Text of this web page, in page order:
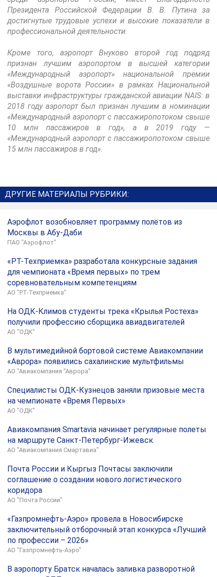
Президента Российской Федерации В. В. Путина за
достигнутые трудовые успехи и высокие показатели в
профессиональной деятельности.
Кроме того, аэропорт Внуково второй год подряд
признан лучшим аэропортом в высшей категории
«Международный аэропорт» национальной премии
«Воздушные ворота России» в рамках Национальной
выставки инфраструктуры гражданской авиации NAIS: в
2018 году аэропорт был признан лучшим в номинации
«Международный аэропорт с пассажиропотоком свыше
10 млн пассажиров в год», а в 2019 году —
«Международный аэропорт с пассажиропотоком свыше
15 млн пассажиров в год».
ДРУГИЕ МАТЕРИАЛЫ РУБРИКИ:
Аэрофлот возобновляет программу полётов из
Москвы в Абу-Даби
ПАО "Аэрофлот"
«РТ-Техприемка» разработала конкурсные задания
для чемпионата «Время первых» по трем
соревновательным компетенциям
АО "РТ-Техприемка"
На ОДК-Климов студенты трека «Крылья Ростеха»
получили профессию сборщика авиадвигателей
АО "ОДК"
В мультимедийной бортовой системе Авиакомпании
«Аврора» появились сахалинские мультфильмы
АО "Авиакомпания "Аврора"
Специалисты ОДК-Кузнецов заняли призовые места
на чемпионате «Время Первых»
АО "ОДК"
Авиакомпания Smartavia начинает регулярные полеты
на маршруте Санкт-Петербург-Ижевск
АО "Авиакомпания Смартавиа"
Почта России и Кыргыз Почтасы заключили
соглашение о создании нового логистического
коридора
АО "Почта России"
«Газпромнефть-Аэро» провела в Новосибирске
заключительный отборочный этап конкурса «Лучший
по профессии – 2026»
АО "Газпромнефть-Аэро"
В аэропорту Братск началась заливка разворотной